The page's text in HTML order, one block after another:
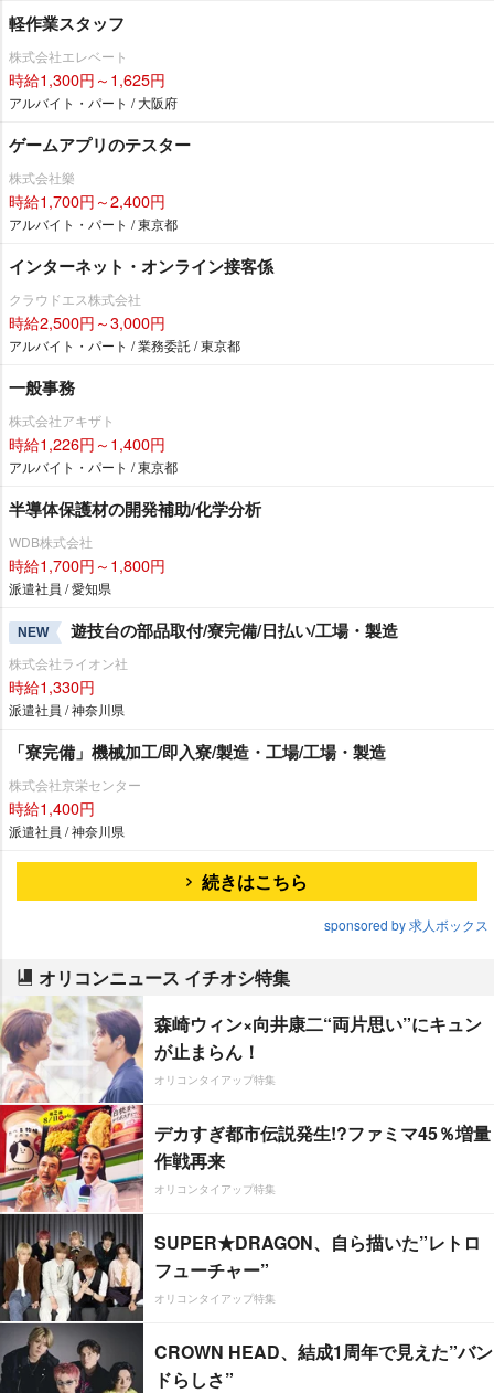
軽作業スタッフ
株式会社エレベート
時給1,300円～1,625円
アルバイト・パート / 大阪府
ゲームアプリのテスター
株式会社樂
時給1,700円～2,400円
アルバイト・パート / 東京都
インターネット・オンライン接客係
クラウドエス株式会社
時給2,500円～3,000円
アルバイト・パート / 業務委託 / 東京都
一般事務
株式会社アキザト
時給1,226円～1,400円
アルバイト・パート / 東京都
半導体保護材の開発補助/化学分析
WDB株式会社
時給1,700円～1,800円
派遣社員 / 愛知県
NEW 遊技台の部品取付/寮完備/日払い/工場・製造
株式会社ライオン社
時給1,330円
派遣社員 / 神奈川県
「寮完備」機械加工/即入寮/製造・工場/工場・製造
株式会社京栄センター
時給1,400円
派遣社員 / 神奈川県
続きはこちら
sponsored by 求人ボックス
オリコンニュース イチオシ特集
森崎ウィン×向井康二“両片思い”にキュン
が止まらん！
オリコンタイアップ特集
デカすぎ都市伝説発生!?ファミマ45％増量
作戦再来
オリコンタイアップ特集
SUPER★DRAGON、自ら描いた”レトロ
フューチャー”
オリコンタイアップ特集
CROWN HEAD、結成1周年で見えた”バン
ドらしさ”